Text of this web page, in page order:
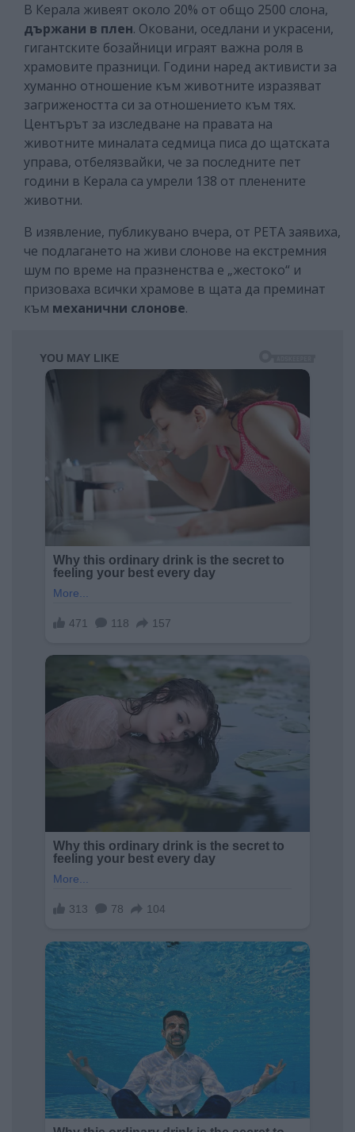
В Керала живеят около 20% от общо 2500 слона,
държани в плен. Оковани, оседлани и украсени,
гигантските бозайници играят важна роля в
храмовите празници. Години наред активисти за
хуманно отношение към животните изразяват
загрижеността си за отношението към тях.
Центърът за изследване на правата на
животните миналата седмица писа до щатската
управа, отбелязвайки, че за последните пет
години в Керала са умрели 138 от пленените
животни.
В изявление, публикувано вчера, от PETA заявиха,
че подлагането на живи слонове на екстремния
шум по време на празненства е „жестоко“ и
призоваха всички храмове в щата да преминат
към механични слонове.